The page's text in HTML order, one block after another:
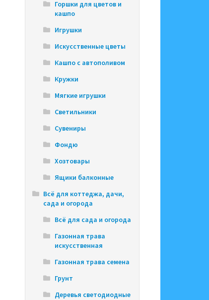
Горшки для цветов и
кашпо
Игрушки
Искусственные цветы
Кашпо с автополивом
Кружки
Мягкие игрушки
Светильники
Сувениры
Фондю
Хозтовары
Ящики балконные
Всё для коттеджа, дачи,
сада и огорода
Всё для сада и огорода
Газонная трава
искусственная
Газонная трава семена
Грунт
Деревья светодиодные